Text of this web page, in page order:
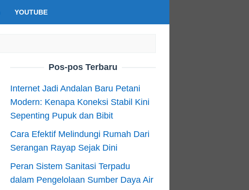
YOUTUBE
Pos-pos Terbaru
Internet Jadi Andalan Baru Petani
Modern: Kenapa Koneksi Stabil Kini
Sepenting Pupuk dan Bibit
Cara Efektif Melindungi Rumah Dari
Serangan Rayap Sejak Dini
Peran Sistem Sanitasi Terpadu
dalam Pengelolaan Sumber Daya Air